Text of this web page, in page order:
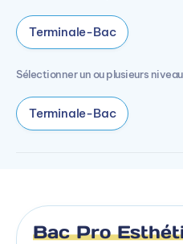
Terminale-Bac
Sélectionner un ou plusieurs
Terminale-Bac
Bac Pro